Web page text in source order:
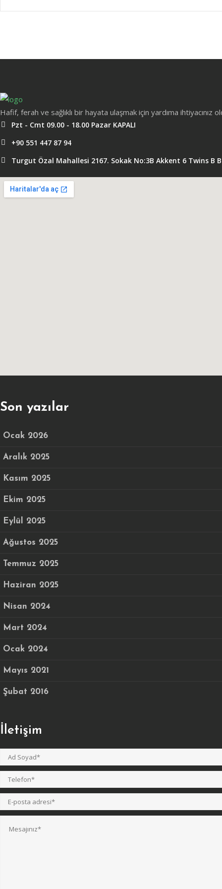
Hafif, ferah ve sağlıklı bir hayata ulaşmak için yardıma ihtiyacınız
Pzt - Cmt 09.00 - 18.00 Pazar KAPALI
+90 551 447 87 94
Turgut Özal Mahallesi 2167. Sokak No:3B Akkent 6 Twins B
Son yazılar
Ocak 2026
Aralık 2025
Kasım 2025
Ekim 2025
Eylül 2025
Ağustos 2025
Temmuz 2025
Haziran 2025
Nisan 2024
Mart 2024
Ocak 2024
Mayıs 2021
Şubat 2016
İletişim